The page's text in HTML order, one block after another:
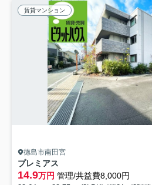
賃貸マンション
徳島市南田宮
プレミアス
14.9万円 管理/共益費8,000円